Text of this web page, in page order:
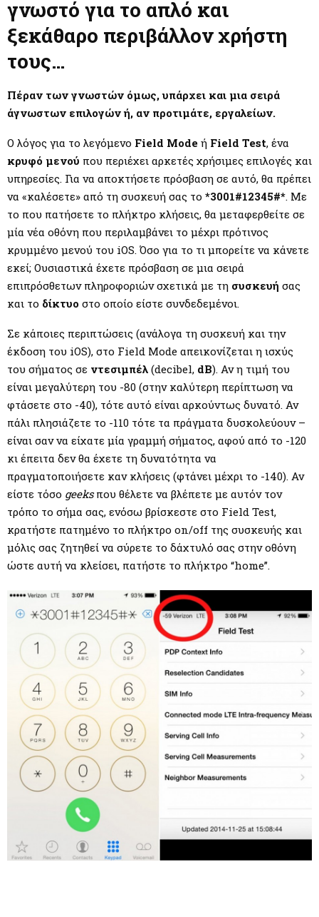
E
U
γνωστό για το απλό και
ξεκάθαρο περιβάλλον χρήστη
τους…
Πέραν των γνωστών όμως, υπάρχει και μια σειρά
άγνωστων επιλογών ή, αν προτιμάτε, εργαλείων.
Ο λόγος για το λεγόμενο Field Mode ή Field Test, ένα
κρυφό μενού που περιέχει αρκετές χρήσιμες επιλογές και
υπηρεσίες. Για να αποκτήσετε πρόσβαση σε αυτό, θα πρέπει
να «καλέσετε» από τη συσκευή σας το *3001#12345#*. Με
το που πατήσετε το πλήκτρο κλήσεις, θα μεταφερθείτε σε
μία νέα οθόνη που περιλαμβάνει το μέχρι πρότινος
κρυμμένο μενού του iOS. Όσο για το τι μπορείτε να κάνετε
εκεί; Ουσιαστικά έχετε πρόσβαση σε μια σειρά
επιπρόσθετων πληροφοριών σχετικά με τη συσκευή σας
και το δίκτυο στο οποίο είστε συνδεδεμένοι.
Σε κάποιες περιπτώσεις (ανάλογα τη συσκευή και την
έκδοση του iOS), στο Field Mode απεικονίζεται η ισχύς
του σήματος σε ντεσιμπέλ (decibel, dB). Αν η τιμή του
είναι μεγαλύτερη του -80 (στην καλύτερη περίπτωση να
φτάσετε στο -40), τότε αυτό είναι αρκούντως δυνατό. Αν
πάλι πλησιάζετε το -110 τότε τα πράγματα δυσκολεύουν –
είναι σαν να είχατε μία γραμμή σήματος, αφού από το -120
κι έπειτα δεν θα έχετε τη δυνατότητα να
πραγματοποιήσετε καν κλήσεις (φτάνει μέχρι το -140). Αν
είστε τόσο geeksπου θέλετε να βλέπετε με αυτόν τον
τρόπο το σήμα σας, ενόσω βρίσκεστε στο Field Test,
κρατήστε πατημένο το πλήκτρο on/off της συσκευής και
μόλις σας ζητηθεί να σύρετε το δάχτυλό σας στην οθόνη
ώστε αυτή να κλείσει, πατήστε το πλήκτρο “home”.